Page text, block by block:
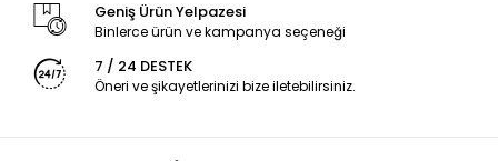
Geniş Ürün Yelpazesi
Binlerce ürün ve kampanya seçeneği
7 / 24 DESTEK
Öneri ve şikayetlerinizi bize iletebilirsiniz.